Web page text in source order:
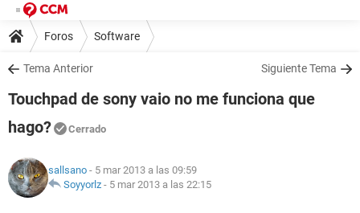
Foros Software
Tema Anterior Siguiente Tema
Touchpad de sony vaio no me funciona que
hago?
Cerrado
sallsano - 5 mar 2013 a las 09:59
Soyyorlz - 5 mar 2013 a las 22:15